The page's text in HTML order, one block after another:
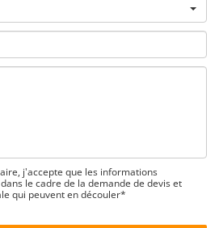
j'accepte que les informations
le cadre de la demande de devis et
qui peuvent en découler*